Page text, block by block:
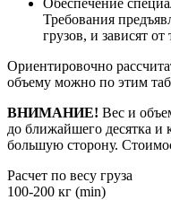
Требования
грузов, и зависят
Ориентировочно
объему можно по этим
ВНИМАНИЕ! Вес и
до ближайшего десятка и
большую сторону.
Расчет по весу груза
100-200 кг (min)